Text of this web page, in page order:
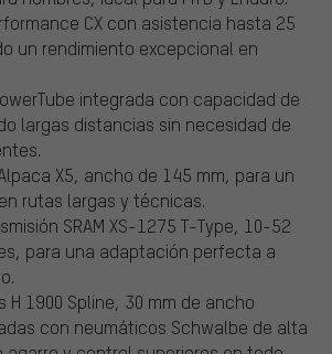
CX con asistencia hasta 25
un rendimiento excepcional en
integrada con capacidad de
largas distancias sin necesidad de
X5, ancho de 145 mm, para un
rutas largas y técnicas.
SRAM XS-1275 T-Type, 10-52
para una adaptación perfecta a
H 1900 Spline, 30 mm de ancho
con neumáticos Schwalbe de alta